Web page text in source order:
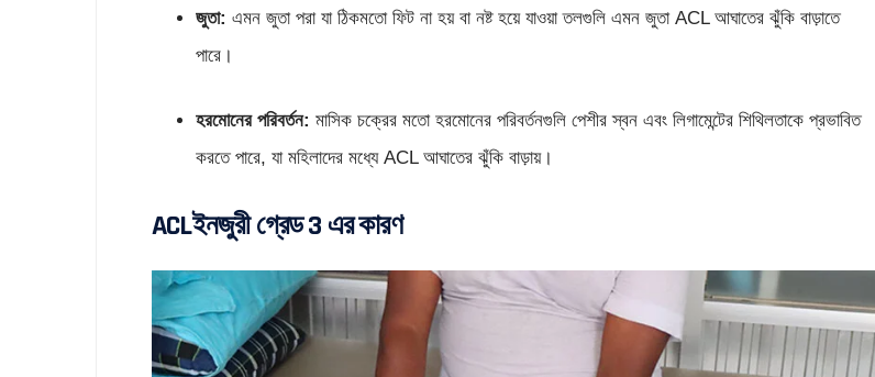
জুতা: এমন জুতা পরা যা ঠিকমতো ফিট না হয় বা নষ্ট হয়ে যাওয়া তলগুলি এমন জুতা ACL আঘাতের ঝুঁকি বাড়াতে
পারে।
হরমোনের পরিবর্তন: মাসিক চক্রের মতো হরমোনের পরিবর্তনগুলি পেশীর স্বন এবং লিগামেন্টের শিথিলতাকে প্রভাবিত
করতে পারে, যা মহিলাদের মধ্যে ACL আঘাতের ঝুঁকি বাড়ায়।
ACLইনজুরী গ্রেড 3 এর কারণ